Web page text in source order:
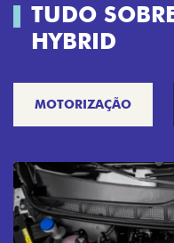
TUDO
HYBRID
MOTORIZAÇÃO